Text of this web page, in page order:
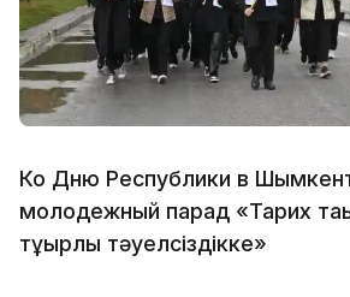
Ко Дню Республики в
молодежный парад «Тарих
тұғырлы тәуелсіздікке»